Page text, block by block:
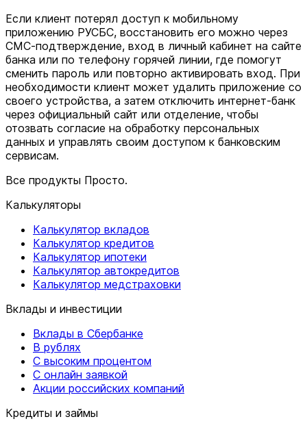
Если клиент потерял доступ к мобильному
приложению РУСБС, восстановить его можно через
СМС‑подтверждение, вход в личный кабинет на сайте
банка или по телефону горячей линии, где помогут
сменить пароль или повторно активировать вход. При
необходимости клиент может удалить приложение со
своего устройства, а затем отключить интернет‑банк
через официальный сайт или отделение, чтобы
отозвать согласие на обработку персональных
данных и управлять своим доступом к банковским
сервисам.
Все продукты Просто.
Калькуляторы
Калькулятор вкладов
Калькулятор кредитов
Калькулятор ипотеки
Калькулятор автокредитов
Калькулятор медстраховки
Вклады и инвестиции
Вклады в Сбербанке
В рублях
С высоким процентом
С онлайн заявкой
Акции российских компаний
Кредиты и займы